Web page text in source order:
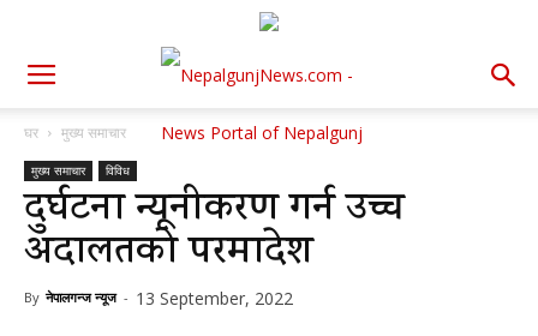
घर मुख्य समाचार
मुख्य समाचार विविध
दुर्घटना न्यूनीकरण गर्न उच्च
अदालतको परमादेश
By नेपालगन्ज न्यूज - 13 September, 2022